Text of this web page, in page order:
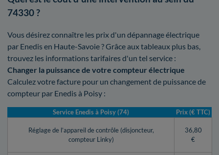
74330 ?
Vous désirez connaître les prix d'un dépannage électrique
par Enedis en Haute-Savoie ? Grâce aux tableaux plus bas,
trouvez les informations tarifaires d'un tel service :
Changer la puissance de votre compteur électrique
Calculez votre facture pour un changement de puissance de
compteur par Enedis à Poisy :
Service Enedis à Poisy (74) Prix (€ TTC)
Réglage de l’appareil de contrôle (disjoncteur,
compteur Linky)
36,80
€